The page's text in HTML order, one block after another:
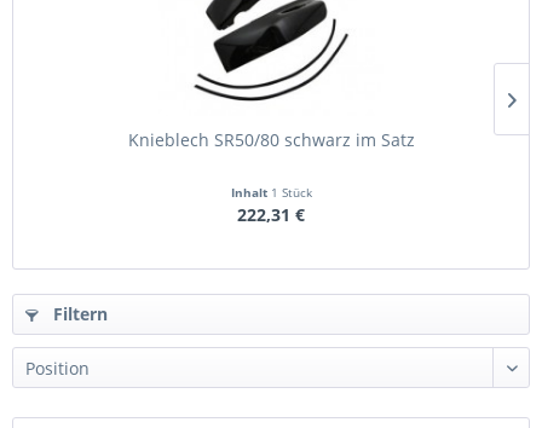
Knieblech SR50/80 schwarz im Satz
Inhalt 1 Stück
222,31 €
Filtern